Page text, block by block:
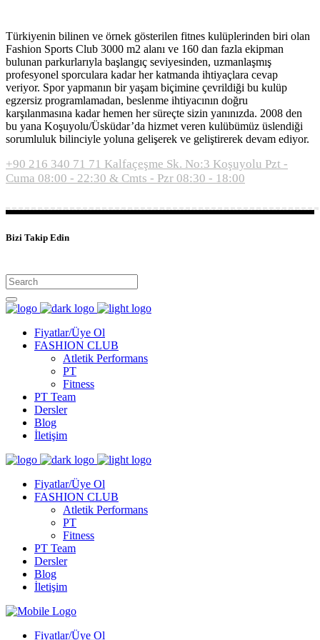
Türkiyenin bilinen ve örnek gösterilen fitnes kulüplerinden biri olan
Fashion Sports Club 3000 m2 alanı ve 160 dan fazla ekipman
bulunan parkurlarıyla başlangıç seviyesinden, uzmanlaşmış
profesyonel sporculara kadar her katmanda ihtiyaçlara cevap
veriyor. Spor yapmanın bir yaşam biçimine çevrildiği bu kulüp
egzersiz programlamadan, beslenme ihtiyacının doğru
karşılanmasına kadar hemen her süreçte sizin yanınızda. 2008 den
bu yana Koşuyolu/Üsküdar’da hizmet veren kulübümüz üslendiği
sorumluluk bilinciyle yoluna gelişerek ve geliştirerek devam ediyor.
+90 216 340 71 71 Kalfaçeşme Sk. No:3 Koşuyolu Pzt -
Cuma 08:00 - 22:30 & Cmts - Pzr 08:30 - 18:00
Bizi Takip Edin
Fiyatlar/Üye Ol
FASHION CLUB
Atletik Performans
PT
Fitness
PT Team
Dersler
Blog
İletişim
Fiyatlar/Üye Ol
FASHION CLUB
Atletik Performans
PT
Fitness
PT Team
Dersler
Blog
İletişim
Fiyatlar/Üye Ol